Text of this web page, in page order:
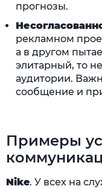
прогнозы.
рекламном
а в другом
элитарный, то
аудитории.
сообщение и
Примеры
Nike. У всех на